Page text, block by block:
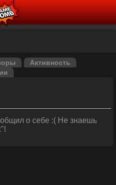
Активность
о себе :( Не знаешь